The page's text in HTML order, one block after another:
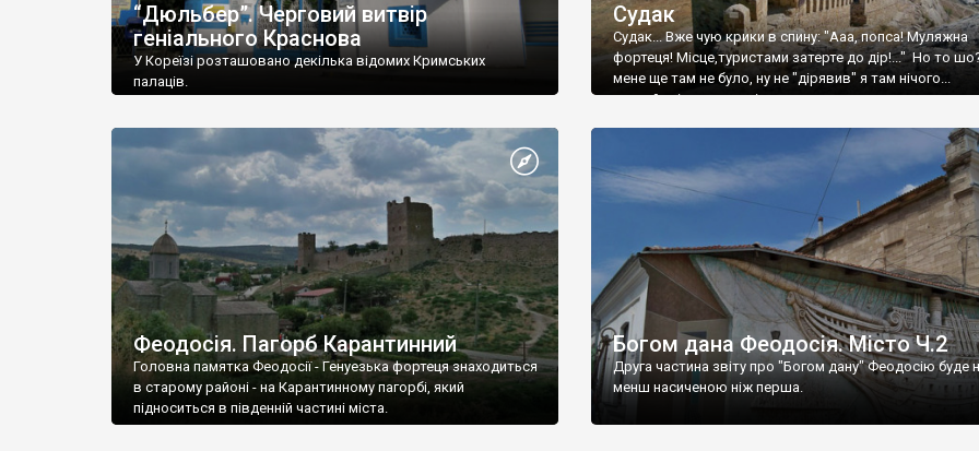
“Дюльбер”. Черговий витвір
геніального Краснова
У Кореїзі розташовано декілька відомих Кримських
палаців.
Судак
Судак... Вже чую крики в спину: "Ааа, попса! Муляжна
фортеця! Місце,туристами затерте до дір!..." Но то
мене ще там не було, ну не "дірявив" я там нічого...
принаймні до цього літа.
Феодосія. Пагорб Карантинний
Головна памятка Феодосії - Генуезька фортеця знаходиться
в старому районі - на Карантинному пагорбі, який
підноситься в південній частині міста.
Богом дана Феодосія. Місто Ч.2
Друга частина звіту про "Богом дану" Феодосію буде
менш насиченою ніж перша.